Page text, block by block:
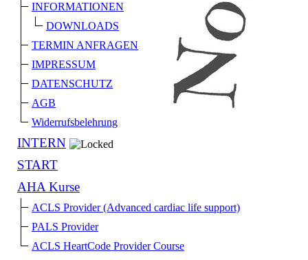
INFORMATIONEN
DOWNLOADS
TERMIN ANFRAGEN
IMPRESSUM
DATENSCHUTZ
AGB
Widerrufsbelehrung
INTERN
START
AHA Kurse
ACLS Provider (Advanced cardiac life support)
PALS Provider
ACLS HeartCode Provider Course